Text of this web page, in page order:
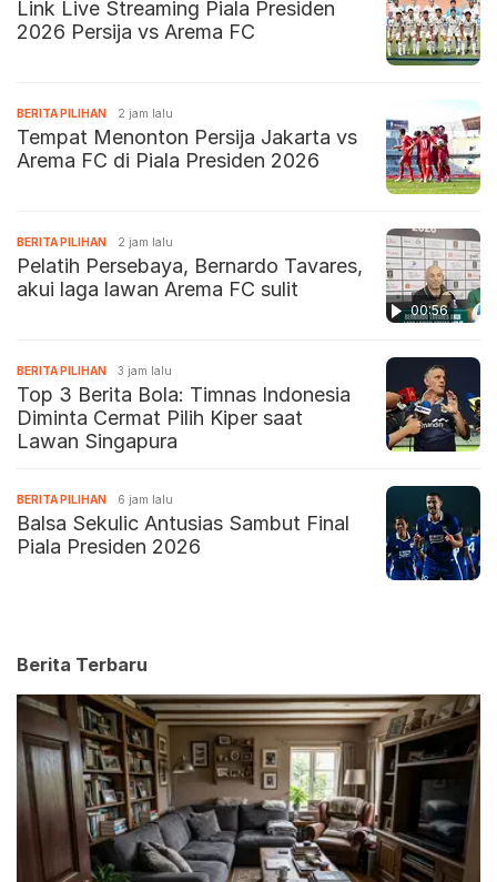
Link Live Streaming Piala Presiden
2026 Persija vs Arema FC
BERITA PILIHAN 2 jam lalu
Tempat Menonton Persija Jakarta vs
Arema FC di Piala Presiden 2026
00:56
BERITA PILIHAN 2 jam lalu
Pelatih Persebaya, Bernardo Tavares,
akui laga lawan Arema FC sulit
BERITA PILIHAN 3 jam lalu
Top 3 Berita Bola: Timnas Indonesia
Diminta Cermat Pilih Kiper saat
Lawan Singapura
BERITA PILIHAN 6 jam lalu
Balsa Sekulic Antusias Sambut Final
Piala Presiden 2026
Berita Terbaru